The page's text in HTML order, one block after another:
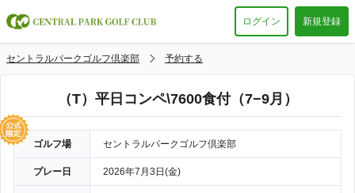
ログイン 新規登録
セントラルパークゴルフ倶楽部 予約する
（T）平日コンペ\7600食付（7−9月）
ゴルフ場 セントラルパークゴルフ倶楽部
プレー日 2026年7月3日(金)